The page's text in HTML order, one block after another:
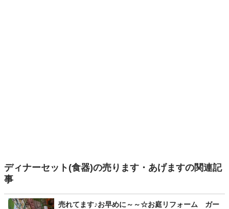
ディナーセット(食器)の売ります・あげますの関連記
事
売れてます♪お早めに～～☆お庭リフォーム ガー